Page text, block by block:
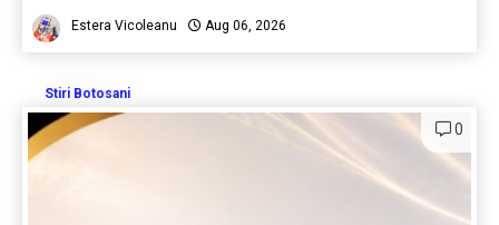
Estera Vicoleanu Aug 06, 2026
Stiri Botosani
0